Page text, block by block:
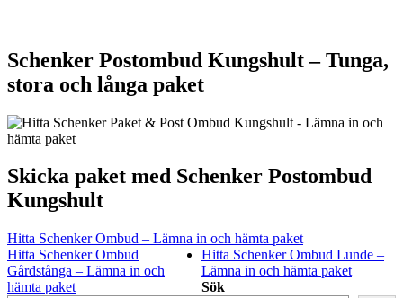
Schenker Postombud Kungshult – Tunga,
stora och långa paket
Skicka paket med Schenker Postombud
Kungshult
Hitta Schenker Ombud – Lämna in och hämta paket
Hitta Schenker Ombud
Gårdstånga – Lämna in och
hämta paket
Hitta Schenker Ombud Lunde –
Lämna in och hämta paket
Sök